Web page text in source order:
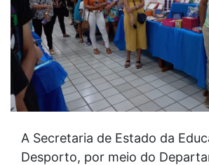
A Secretaria de Estado da
Desporto, por meio do